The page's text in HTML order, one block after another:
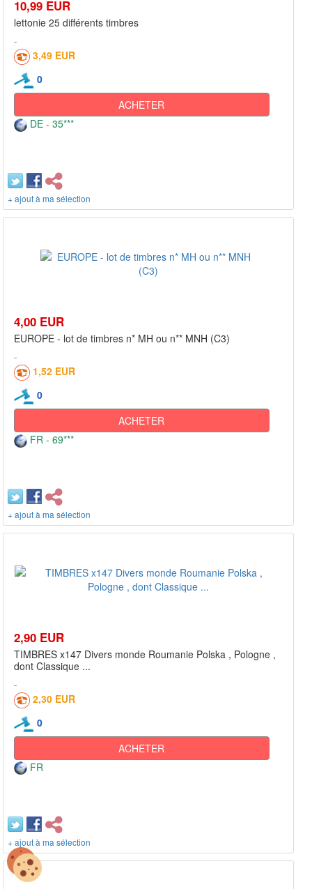
10,99 EUR
lettonie 25 différents timbres
3,49 EUR
0
ACHETER
DE - 35***
+ ajout à ma sélection
4,00 EUR
EUROPE - lot de timbres n* MH ou n** MNH (C3)
1,52 EUR
0
ACHETER
FR - 69***
+ ajout à ma sélection
2,90 EUR
TIMBRES x147 Divers monde Roumanie Polska , Pologne ,
dont Classique ...
2,30 EUR
0
ACHETER
FR
+ ajout à ma sélection